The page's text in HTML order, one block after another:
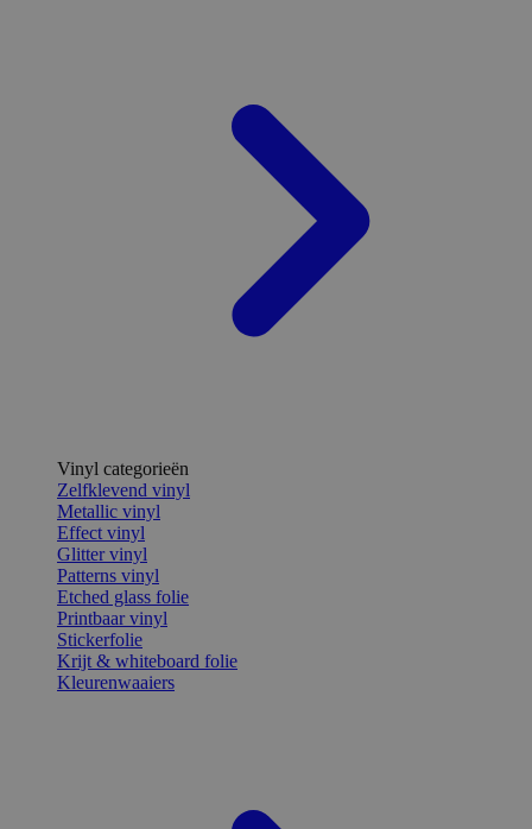
Vinyl categorieën
Zelfklevend vinyl
Metallic vinyl
Effect vinyl
Glitter vinyl
Patterns vinyl
Etched glass folie
Printbaar vinyl
Stickerfolie
Krijt & whiteboard folie
Kleurenwaaiers